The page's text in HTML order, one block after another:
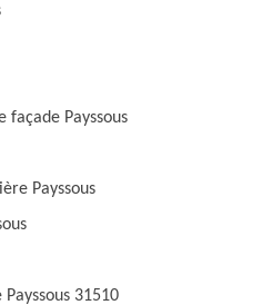
façade Payssous
Payssous
31510